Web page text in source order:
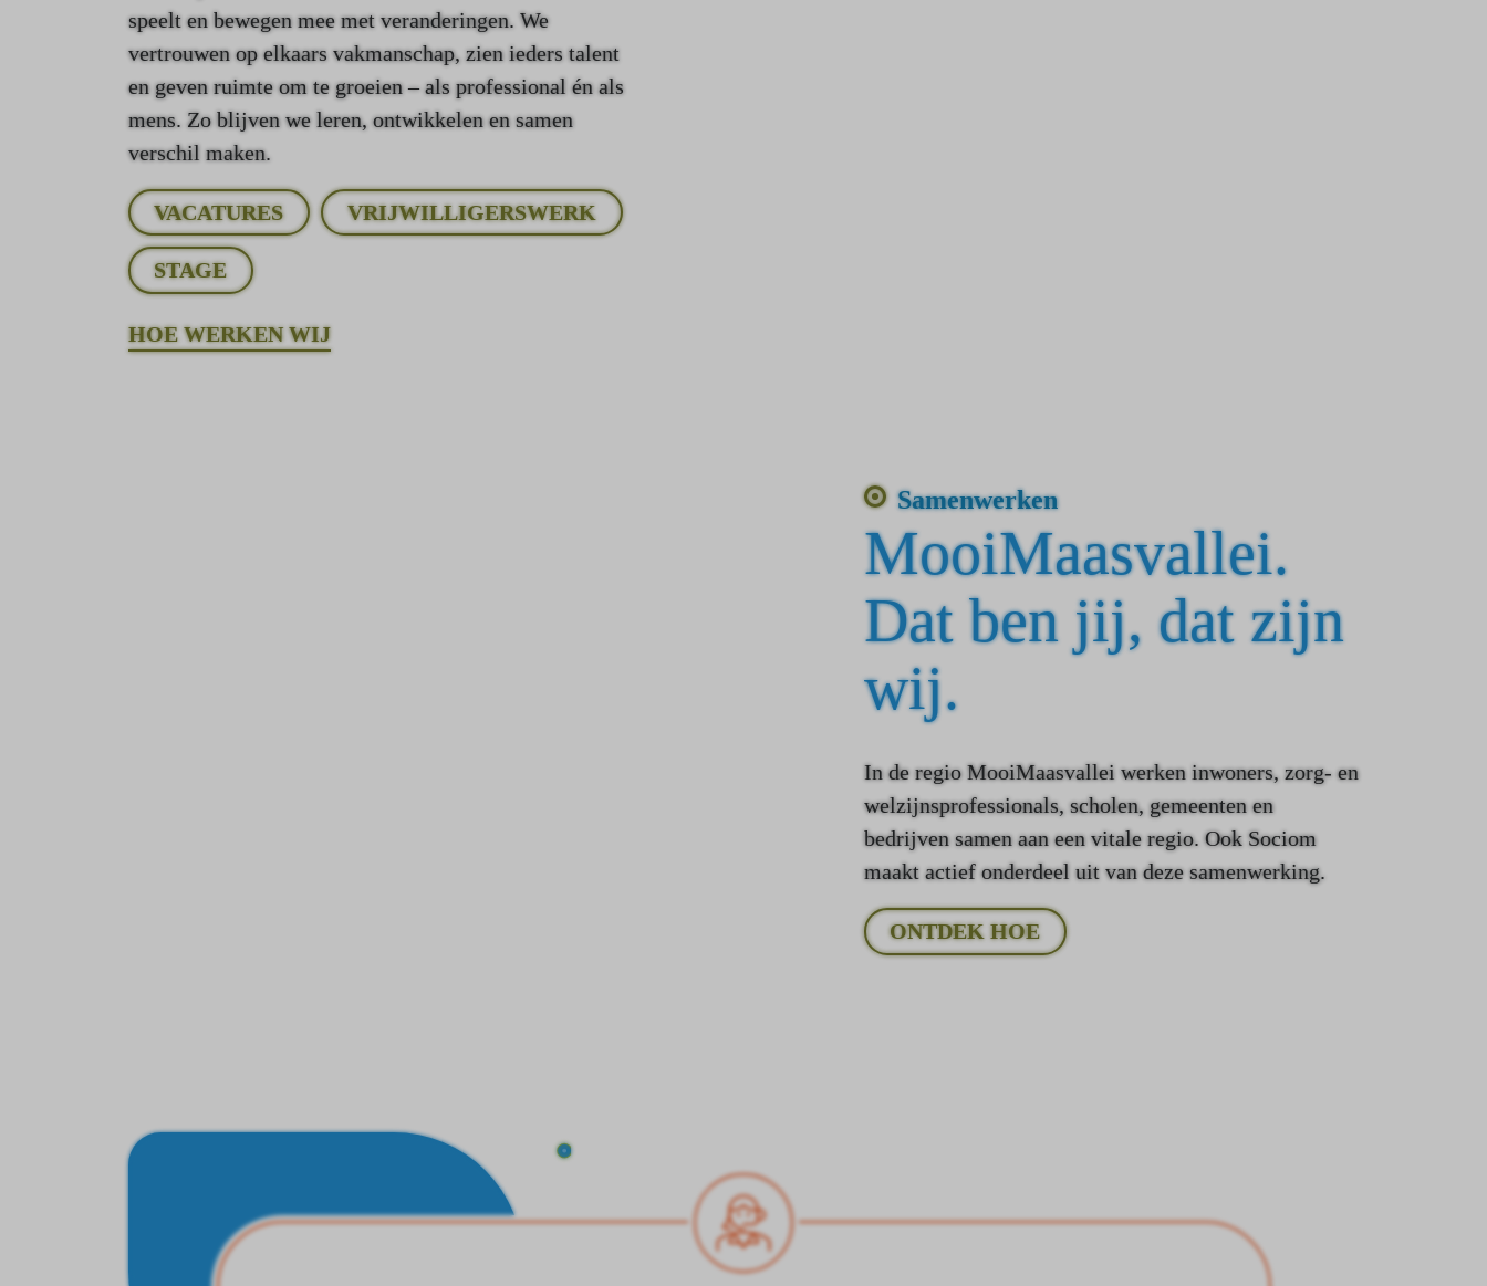
speelt en bewegen mee met veranderingen. We
vertrouwen op elkaars vakmanschap, zien ieders talent
en geven ruimte om te groeien – als professional én als
mens. Zo blijven we leren, ontwikkelen en samen
verschil maken.
VACATURES VRIJWILLIGERSWERK
STAGE
HOE WERKEN WIJ
Samenwerken
MooiMaasvallei.
Dat ben jij, dat zijn
wij.
In de regio MooiMaasvallei werken inwoners, zorg- en
welzijnsprofessionals, scholen, gemeenten en
bedrijven samen aan een vitale regio. Ook Sociom
maakt actief onderdeel uit van deze samenwerking.
ONTDEK HOE